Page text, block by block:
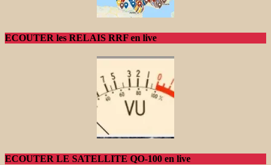
ECOUTER les RELAIS RRF en live
ECOUTER LE SATELLITE QO-100 en live